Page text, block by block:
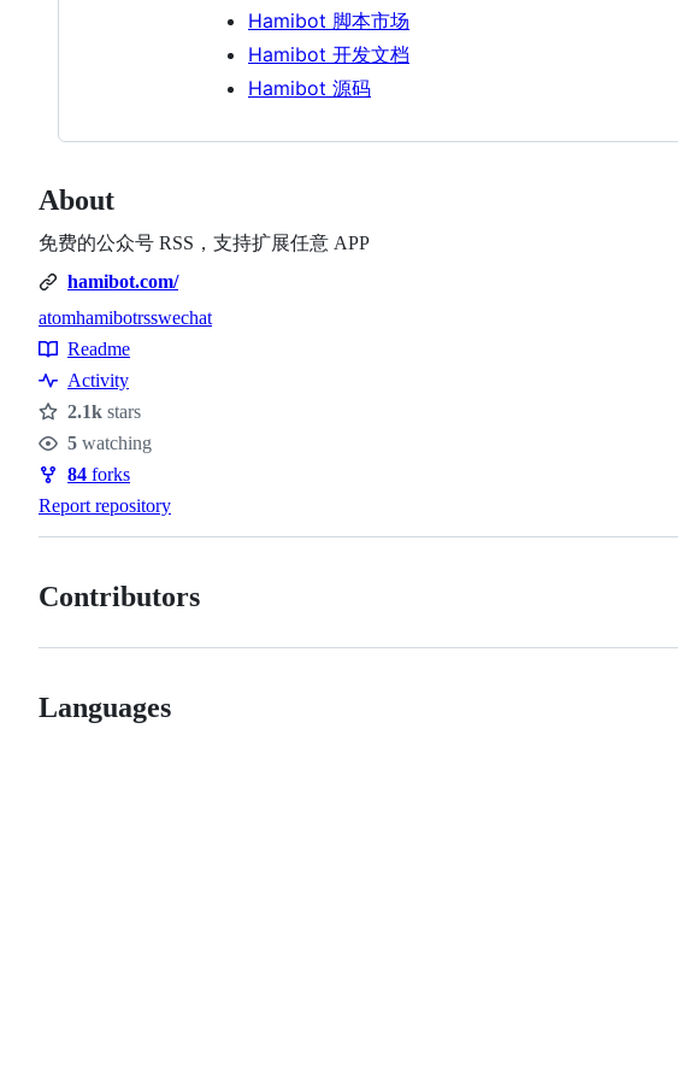
Hamibot 脚本市场
Hamibot 开发文档
Hamibot 源码
About
免费的公众号 RSS，支持扩展任意 APP
hamibot.com/
Topics
atomhamibotrsswechat
Resources
Readme
Activity
Stars
2.1k stars
Watchers
5 watching
Forks
84 forks
Report repository
Contributors
Languages